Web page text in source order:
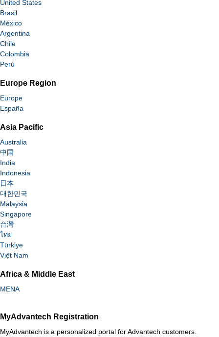
United States
Brasil
México
Argentina
Chile
Colombia
Perú
Europe Region
Europe
España
Asia Pacific
Australia
中国
India
Indonesia
日本
대한민국
Malaysia
Singapore
台灣
ไทย
Türkiye
Việt Nam
Africa & Middle East
MENA
MyAdvantech Registration
MyAdvantech is a personalized portal for Advantech customers.